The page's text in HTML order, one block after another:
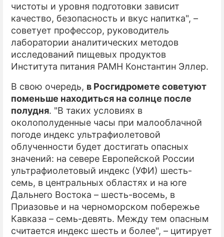
чистоты и уровня подготовки зависит
качество, безопасность и вкус напитка", –
советует профессор, руководитель
лаборатории аналитических методов
исследований пищевых продуктов
Института питания РАМН Константин Эллер.
В свою очередь, в Росгидромете советуют
поменьше находиться на солнце после
полудня. "В таких условиях в
околополуденные часы при малооблачной
погоде индекс ультрафиолетовой
облученности будет достигать опасных
значений: на севере Европейской России
ультрафиолетовый индекс (УФИ) шесть-
семь, в центральных областях и на юге
Дальнего Востока – шесть-восемь, в
Приазовье и на черноморском побережье
Кавказа – семь-девять. Между тем опасным
считается индекс шесть и более", – цитирует